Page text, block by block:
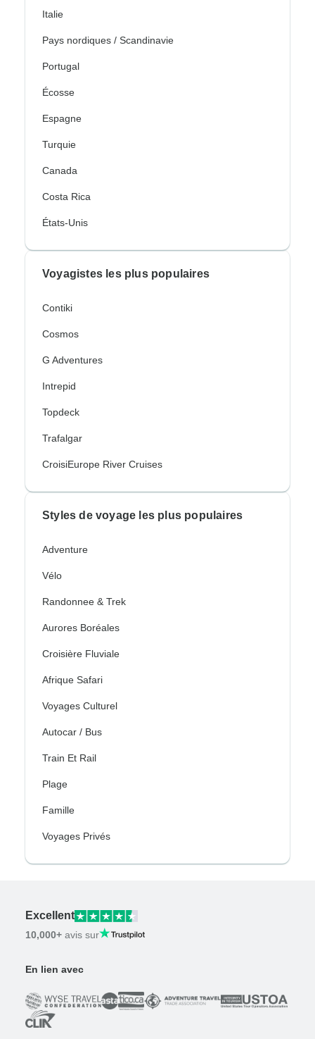
Italie
Pays nordiques / Scandinavie
Portugal
Écosse
Espagne
Turquie
Canada
Costa Rica
États-Unis
Voyagistes les plus populaires
Contiki
Cosmos
G Adventures
Intrepid
Topdeck
Trafalgar
CroisiEurope River Cruises
Styles de voyage les plus populaires
Adventure
Vélo
Randonnee & Trek
Aurores Boréales
Croisière Fluviale
Afrique Safari
Voyages Culturel
Autocar / Bus
Train Et Rail
Plage
Famille
Voyages Privés
Excellent
10,000+ avis sur
En lien avec